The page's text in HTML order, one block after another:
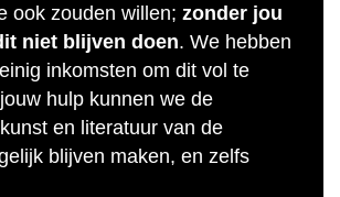
ook zouden willen; zonder jou
niet blijven doen. We hebben
inkomsten om dit vol te
hulp kunnen we de
en literatuur van de
blijven maken, en zelfs